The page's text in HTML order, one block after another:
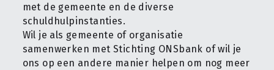
met de gemeente en de diverse
schuldhulpinstanties.
Wil je als gemeente of organisatie
samenwerken met Stichting ONSbank of wil je
ons op een andere manier helpen om nog meer